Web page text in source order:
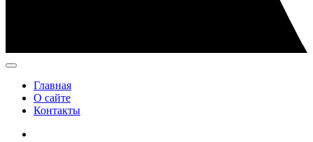
Главная
О сайте
Контакты